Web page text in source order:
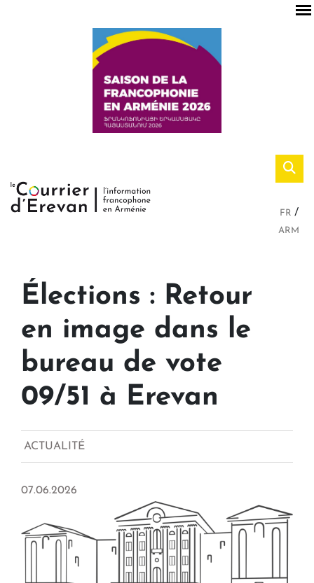
FR
ARM
Élections : Retour
en image dans le
bureau de vote
09/51 à Erevan
ACTUALITÉ
07.06.2026